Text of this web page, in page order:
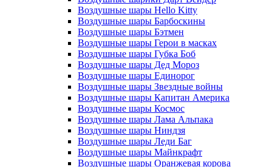
Воздушные шары Hello Kitty
Воздушные шары Барбоскины
Воздушные шары Бэтмен
Воздушные шары Герои в масках
Воздушные шары Губка Боб
Воздушные шары Дед Мороз
Воздушные шары Единорог
Воздушные шары Звездные войны
Воздушные шары Капитан Америка
Воздушные шары Космос
Воздушные шары Лама Альпака
Воздушные шары Ниндзя
Воздушные шары Леди Баг
Воздушные шары Майнкрафт
Воздушные шары Оранжевая корова